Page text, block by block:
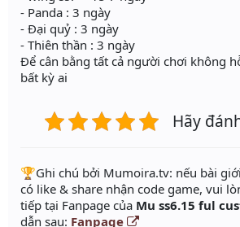
- Panda : 3 ngày
- Đại quỷ : 3 ngày
- Thiên thần : 3 ngày
Để cân bằng tất cả người chơi không
bất kỳ ai
Hãy
️🏆Ghi chú bởi Mumoira.tv: nếu bài
có like & share nhận code game, vui
tiếp tại Fanpage của Mu ss6.15 ful
dẫn sau: Fanpage